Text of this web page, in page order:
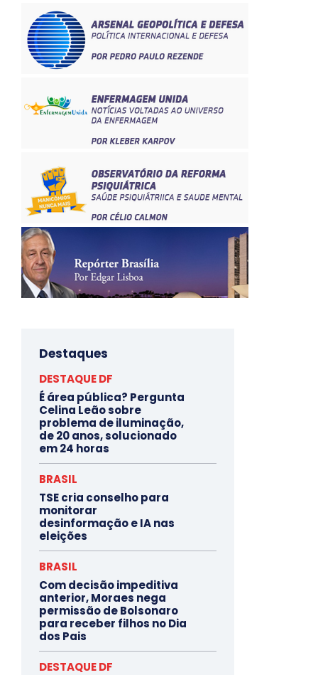
Destaques
DESTAQUE DF
É área pública? Pergunta
Celina Leão sobre
problema de iluminação,
de 20 anos, solucionado
em 24 horas
BRASIL
TSE cria conselho para
monitorar
desinformação e IA nas
eleições
BRASIL
Com decisão impeditiva
anterior, Moraes nega
permissão de Bolsonaro
para receber filhos no Dia
dos Pais
DESTAQUE DF